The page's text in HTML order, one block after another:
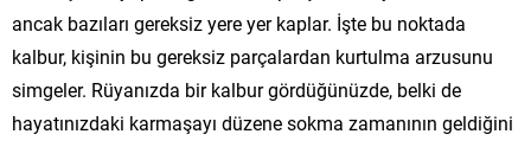
ancak bazıları gereksiz yere yer kaplar. İşte bu noktada
kalbur, kişinin bu gereksiz parçalardan kurtulma arzusunu
simgeler. Rüyanızda bir kalbur gördüğünüzde, belki de
hayatınızdaki karmaşayı düzene sokma zamanının geldiğini